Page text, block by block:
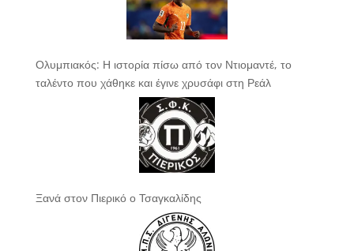
Ολυμπιακός: Η ιστορία πίσω από τον Ντιομαντέ, το
ταλέντο που χάθηκε και έγινε χρυσάφι στη Ρεάλ
Ξανά στον Πιερικό ο Τσαγκαλίδης